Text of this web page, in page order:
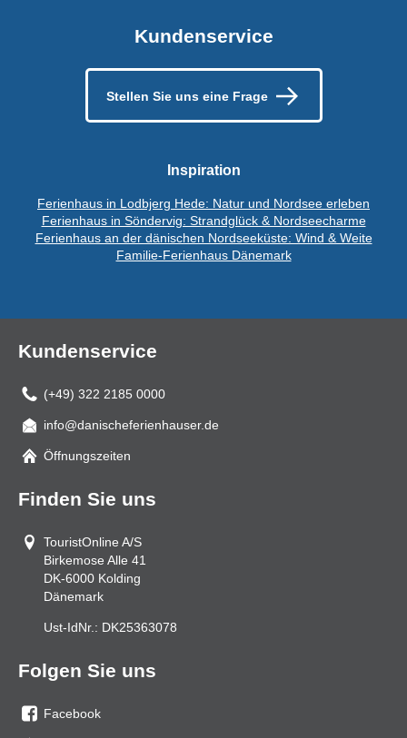
Kundenservice
Stellen Sie uns eine Frage
Inspiration
Ferienhaus in Lodbjerg Hede: Natur und Nordsee erleben
Ferienhaus in Söndervig: Strandglück & Nordseecharme
Ferienhaus an der dänischen Nordseeküste: Wind & Weite
Familie-Ferienhaus Dänemark
Kundenservice
(+49) 322 2185 0000
Mail
info@danischeferienhauser.de
Öffnungszeiten
Finden Sie uns
TouristOnline A/S
Birkemose Alle 41
DK-6000 Kolding
Dänemark
Ust-IdNr.: DK25363078
Folgen Sie uns
Sie
Facebook